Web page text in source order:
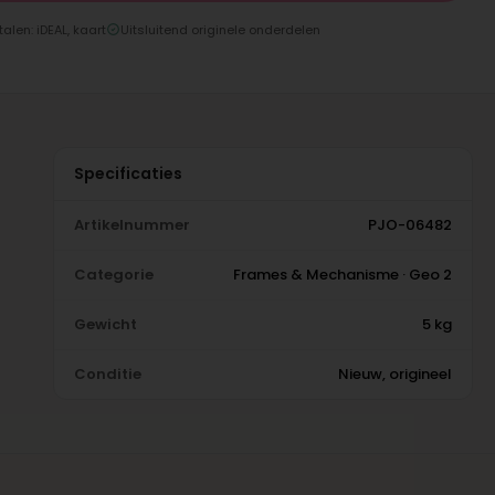
iDEAL, kaart Uitsluitend originele onderdelen
Specificaties
Artikelnummer PJO-06482
Categorie Frames & Mechanisme · Geo 2
Gewicht 5 kg
Conditie Nieuw, origineel